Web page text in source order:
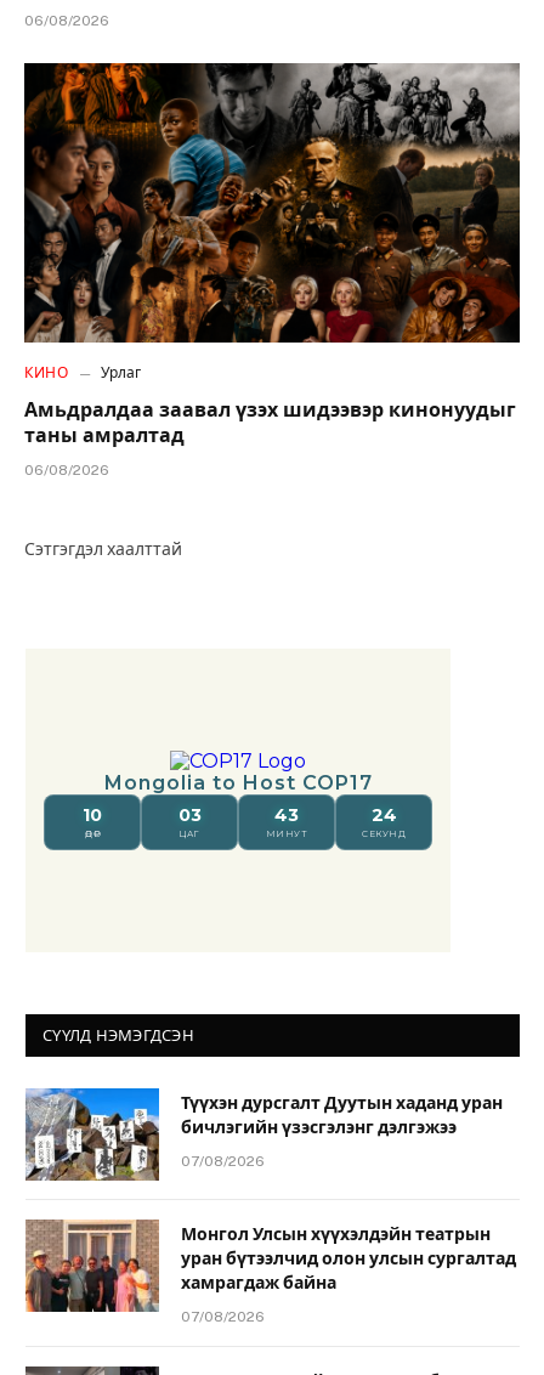
06/08/2026
КИНО Урлаг
Амьдралдаа заавал үзэх шидээвэр кинонуудыг
таны амралтад
06/08/2026
Сэтгэгдэл хаалттай
СҮҮЛД НЭМЭГДСЭН
Түүхэн дурсгалт Дуутын хаданд уран
бичлэгийн үзэсгэлэнг дэлгэжээ
07/08/2026
Монгол Улсын хүүхэлдэйн театрын
уран бүтээлчид олон улсын сургалтад
хамрагдаж байна
07/08/2026